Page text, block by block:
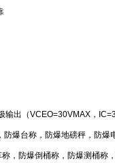
出（VCEO=30VMAX，
爆台称，防爆地磅秤，防
，防爆倒桶称，防爆测桶称